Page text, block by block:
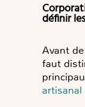
Corporations, jurandes, confréries : bien
définir
Avant
faut
artisanal